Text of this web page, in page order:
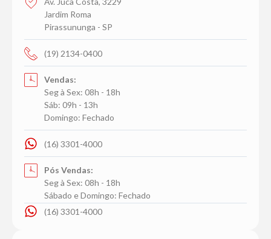
Jardim Roma
Pirassununga - SP
(19) 2134-0400
Vendas:
Seg à Sex: 08h - 18h
Sáb: 09h - 13h
Domingo: Fechado
(16) 3301-4000
Pós Vendas:
Seg à Sex: 08h - 18h
Sábado e Domingo: Fechado
(16) 3301-4000